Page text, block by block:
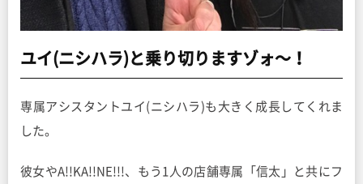
ユイ(ニシハラ)と乗り切りますゾォ〜！
専属アシスタントユイ(ニシハラ)も大きく成長してくれま
した。
彼女やA!!KA!!NE!!!、もう1人の店舗専属「信太」と共にフ